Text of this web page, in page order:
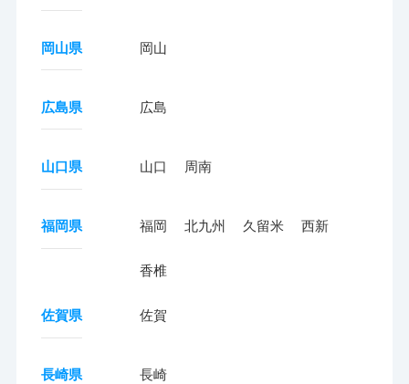
岡山県 岡山
広島県 広島
山口県 山口 周南
福岡県 福岡 北九州 久留米 西新
香椎
佐賀県 佐賀
長崎県 長崎